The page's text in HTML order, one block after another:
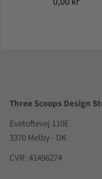
Three Scoops Design
Evetoftevej 110E
3370 Melby - DK
CVR: 41496274